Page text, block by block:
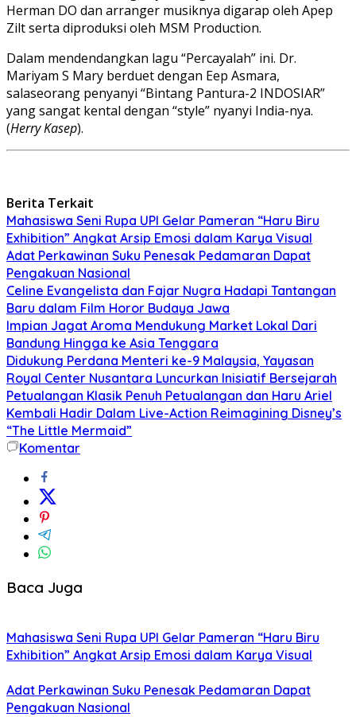
Herman DO dan arranger musiknya digarap oleh Apep
Zilt serta diproduksi oleh MSM Production.
Dalam mendendangkan lagu “Percayalah” ini. Dr.
Mariyam S Mary berduet dengan Eep Asmara,
salaseorang penyanyi “Bintang Pantura-2 INDOSIAR”
yang sangat kental dengan “style” nyanyi India-nya.
(Herry Kasep).
Berita Terkait
Mahasiswa Seni Rupa UPI Gelar Pameran “Haru Biru
Exhibition” Angkat Arsip Emosi dalam Karya Visual
Adat Perkawinan Suku Penesak Pedamaran Dapat
Pengakuan Nasional
Celine Evangelista dan Fajar Nugra Hadapi Tantangan
Baru dalam Film Horor Budaya Jawa
Impian Jagat Aroma Mendukung Market Lokal Dari
Bandung Hingga ke Asia Tenggara
Didukung Perdana Menteri ke-9 Malaysia, Yayasan
Royal Center Nusantara Luncurkan Inisiatif Bersejarah
Petualangan Klasik Penuh Petualangan dan Haru Ariel
Kembali Hadir Dalam Live-Action Reimagining Disney’s
“The Little Mermaid”
Komentar
Baca Juga
Mahasiswa Seni Rupa UPI Gelar Pameran “Haru Biru
Exhibition” Angkat Arsip Emosi dalam Karya Visual
Adat Perkawinan Suku Penesak Pedamaran Dapat
Pengakuan Nasional